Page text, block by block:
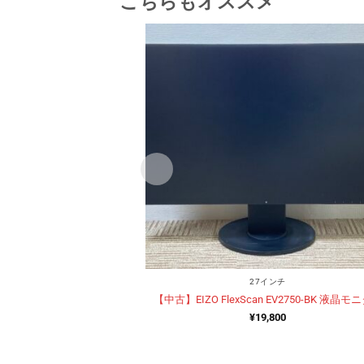
27インチ
【中古】EIZO FlexScan EV2750-BK 液晶モ
¥19,800